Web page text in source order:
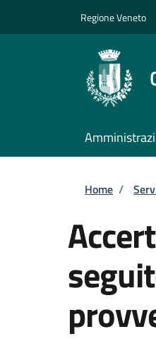
Regione Veneto
Home /